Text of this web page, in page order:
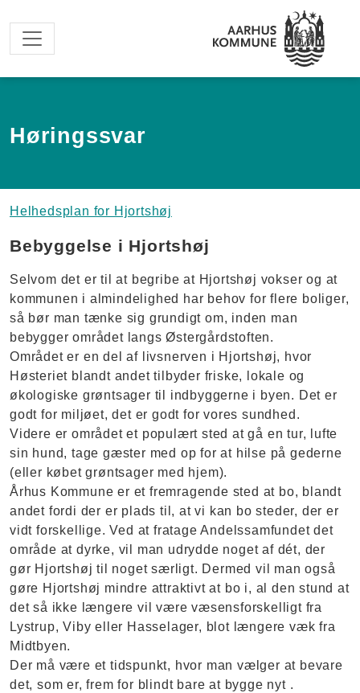
Høringssvar
Helhedsplan for Hjortshøj
Bebyggelse i Hjortshøj
Selvom det er til at begribe at Hjortshøj vokser og at
kommunen i almindelighed har behov for flere boliger,
så bør man tænke sig grundigt om, inden man
bebygger området langs Østergårdstoften.
Området er en del af livsnerven i Hjortshøj, hvor
Høsteriet blandt andet tilbyder friske, lokale og
økologiske grøntsager til indbyggerne i byen. Det er
godt for miljøet, det er godt for vores sundhed.
Videre er området et populært sted at gå en tur, lufte
sin hund, tage gæster med op for at hilse på gederne
(eller købet grøntsager med hjem).
Århus Kommune er et fremragende sted at bo, blandt
andet fordi der er plads til, at vi kan bo steder, der er
vidt forskellige. Ved at fratage Andelssamfundet det
område at dyrke, vil man udrydde noget af dét, der
gør Hjortshøj til noget særligt. Dermed vil man også
gøre Hjortshøj mindre attraktivt at bo i, al den stund at
det så ikke længere vil være væsensforskelligt fra
Lystrup, Viby eller Hasselager, blot længere væk fra
Midtbyen.
Der må være et tidspunkt, hvor man vælger at bevare
det, som er, frem for blindt bare at bygge nyt .